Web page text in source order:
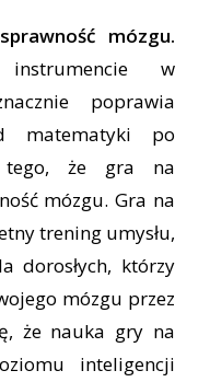
mózgu.
w
poprawia
matematyki po
że gra na
mózgu. Gra na
trening umysłu,
dorosłych, którzy
mózgu przez
że nauka gry na
inteligencji